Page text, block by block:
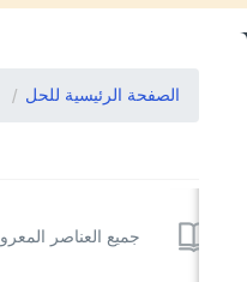
الصفحة الرئيسية للحل